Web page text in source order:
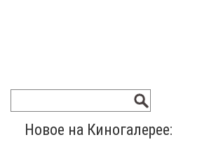
Новое на Киногалерее: